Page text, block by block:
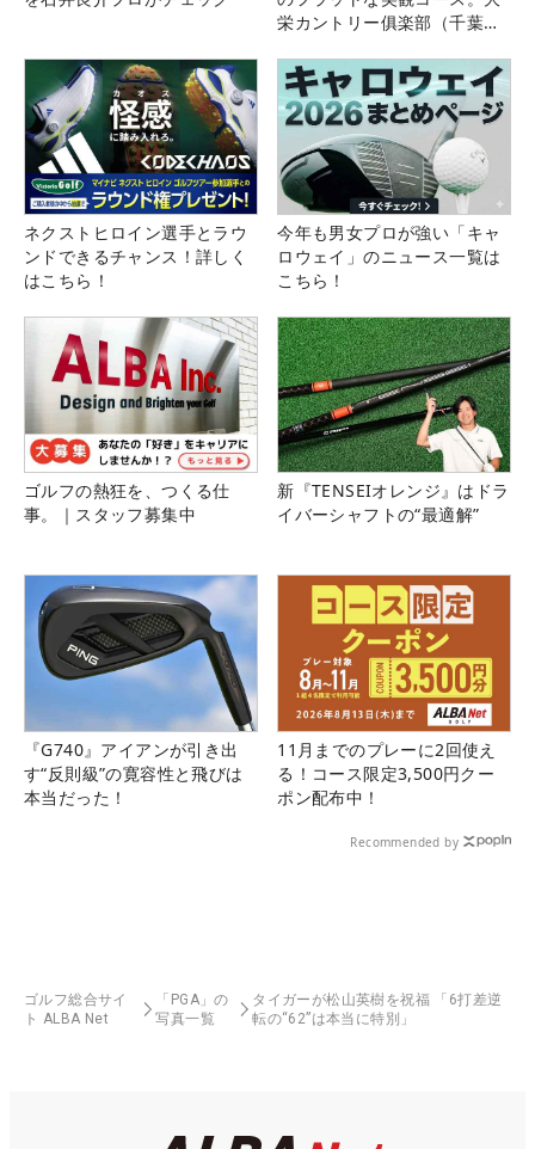
栄カントリー俱楽部（千葉
ネクストヒロイン選手とラウ
ンドできるチャンス！詳しく
はこちら！
今年も男女プロが強い「キャ
ロウェイ」のニュース一覧は
こちら！
ゴルフの熱狂を、つくる仕
事。｜スタッフ募集中
新『TENSEIオレンジ』はドラ
イバーシャフトの“最適解”
『G740』アイアンが引き出
す“反則級”の寛容性と飛びは
本当だった！
11月までのプレーに2回使え
る！コース限定3,500円クー
ポン配布中！
Recommended by
ゴルフ総合サイ
ト ALBA Net
「PGA」の
写真一覧
タイガーが松山英樹を祝福 「6打差逆
転の“62”は本当に特別」